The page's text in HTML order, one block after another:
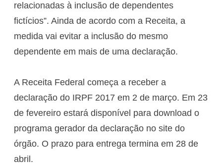
relacionadas à inclusão de dependentes
fictícios”. Ainda de acordo com a Receita, a
medida vai evitar a inclusão do mesmo
dependente em mais de uma declaração.
A Receita Federal começa a receber a
declaração do IRPF 2017 em 2 de março. Em 23
de fevereiro estará disponível para download o
programa gerador da declaração no site do
órgão. O prazo para entrega termina em 28 de
abril.